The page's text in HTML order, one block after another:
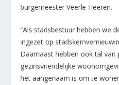
burgemeester Veerle Heeren.
“Als stadsbestuur hebben we
ingezet op
Daarnaast hebben ook tal
gezinsvriendelijke
het aangenaam is om te